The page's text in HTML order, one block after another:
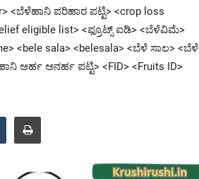
<ಬೆಳೆಹಾನಿ ಪರಿಹಾರ ಪಟ್ಟಿ> <crop loss
eligible list> <ಫ್ರೂಟ್ಸ್ ಐಡಿ> <ಬೆಳೆವಿಮೆ>
<bele sala> <belesala> <ಬೆಳೆ ಸಾಲ> <ಬೆಳೆ
ಅರ್ಹ ಅನರ್ಹ ಪಟ್ಟಿ> <FID> <Fruits ID>